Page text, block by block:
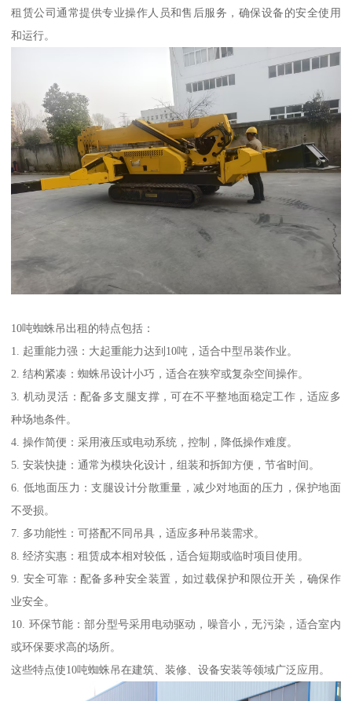
租赁公司通常提供专业操作人员和售后服务，确保设备的安全使用
和运行。
10吨蜘蛛吊出租的特点包括：
1. 起重能力强：大起重能力达到10吨，适合中型吊装作业。
2. 结构紧凑：蜘蛛吊设计小巧，适合在狭窄或复杂空间操作。
3. 机动灵活：配备多支腿支撑，可在不平整地面稳定工作，适应多
种场地条件。
4. 操作简便：采用液压或电动系统，控制，降低操作难度。
5. 安装快捷：通常为模块化设计，组装和拆卸方便，节省时间。
6. 低地面压力：支腿设计分散重量，减少对地面的压力，保护地面
不受损。
7. 多功能性：可搭配不同吊具，适应多种吊装需求。
8. 经济实惠：租赁成本相对较低，适合短期或临时项目使用。
9. 安全可靠：配备多种安全装置，如过载保护和限位开关，确保作
业安全。
10. 环保节能：部分型号采用电动驱动，噪音小，无污染，适合室内
或环保要求高的场所。
这些特点使10吨蜘蛛吊在建筑、装修、设备安装等领域广泛应用。